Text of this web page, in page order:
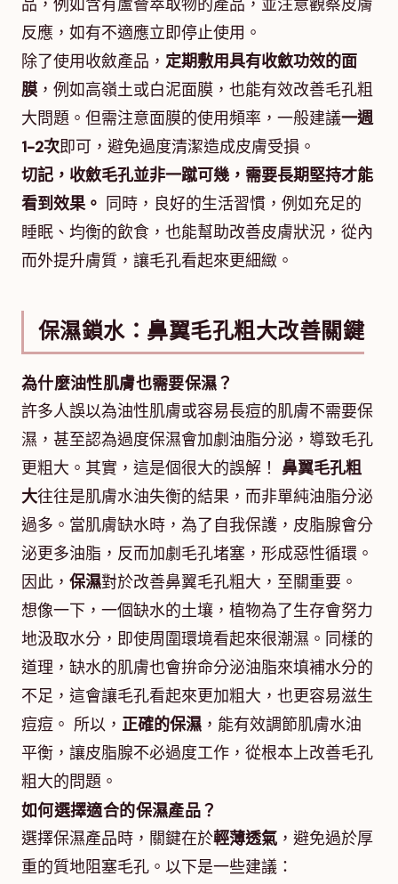
品，例如含有蘆薈萃取物的產品，並注意觀察皮膚
反應，如有不適應立即停止使用。
除了使用收斂產品， 定期敷用具有收斂功效的面
膜 ，例如高嶺土或白泥面膜，也能有效改善毛孔粗
大問題。但需注意面膜的使用頻率，一般建議一週
1-2次即可，避免過度清潔造成皮膚受損。
切記，收斂毛孔並非一蹴可幾，需要長期堅持才能
看到效果。 同時，良好的生活習慣，例如充足的
睡眠、均衡的飲食，也能幫助改善皮膚狀況，從內
而外提升膚質，讓毛孔看起來更細緻。
保濕鎖水：鼻翼毛孔粗大改善關鍵
為什麼油性肌膚也需要保濕？
許多人誤以為油性肌膚或容易長痘的肌膚不需要保
濕，甚至認為過度保濕會加劇油脂分泌，導致毛孔
更粗大。其實，這是個很大的誤解！ 鼻翼毛孔粗
大往往是肌膚水油失衡的結果，而非單純油脂分泌
過多。當肌膚缺水時，為了自我保護，皮脂腺會分
泌更多油脂，反而加劇毛孔堵塞，形成惡性循環。
因此， 保濕對於改善鼻翼毛孔粗大，至關重要。
想像一下，一個缺水的土壤，植物為了生存會努力
地汲取水分，即使周圍環境看起來很潮濕。同樣的
道理，缺水的肌膚也會拚命分泌油脂來填補水分的
不足，這會讓毛孔看起來更加粗大，也更容易滋生
痘痘。 所以， 正確的保濕 ，能有效調節肌膚水油
平衡，讓皮脂腺不必過度工作，從根本上改善毛孔
粗大的問題。
如何選擇適合的保濕產品？
選擇保濕產品時，關鍵在於輕薄透氣 ，避免過於厚
重的質地阻塞毛孔。以下是一些建議：